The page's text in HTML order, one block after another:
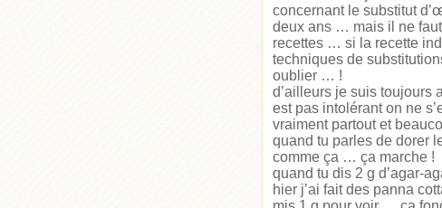
concernant le substitut
deux ans … mais il ne
recettes … si la recette
techniques de
oublier … !
d’ailleurs je suis
est pas intolérant on ne
vraiment partout et
quand tu parles de dorer
comme ça … ça marche !
quand tu dis 2 g d’agar-
hier j’ai fait des panna